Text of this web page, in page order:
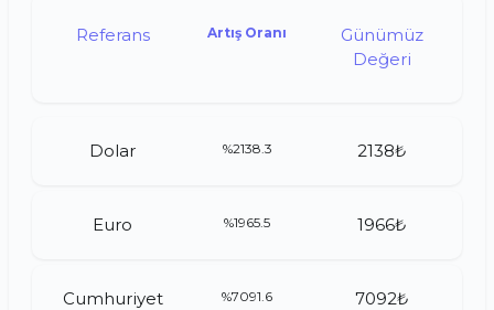
Referans Artış Oranı
Günümüz
Değeri
Dolar %2138.3 2138₺
Euro %1965.5 1966₺
Cumhuriyet
%7091.6 7092₺